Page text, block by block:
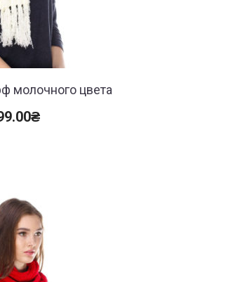
молочного цвета
₴